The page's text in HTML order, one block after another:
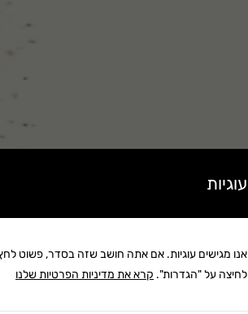
עוגיות
אנו מגישים עוגיות. אם אתה חושב שזה בסדר, פשוט
לחיצה על "הגדרות". קרא את מדיניות הפרטיות שלנו